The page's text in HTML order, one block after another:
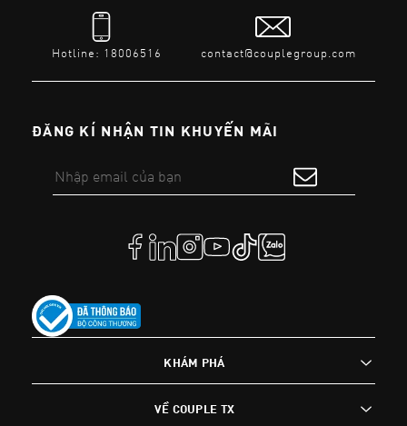
Hotline: 18006516 contact@couplegroup.com
ĐĂNG KÍ NHẬN TIN KHUYẾN MÃI
KHÁM PHÁ
VỀ COUPLE TX